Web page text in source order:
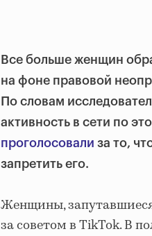
Все больше женщин
на фоне правовой
По словам
активность в сети по
проголосовали за то,
запретить его.
Женщины,
за советом в TikTok. В